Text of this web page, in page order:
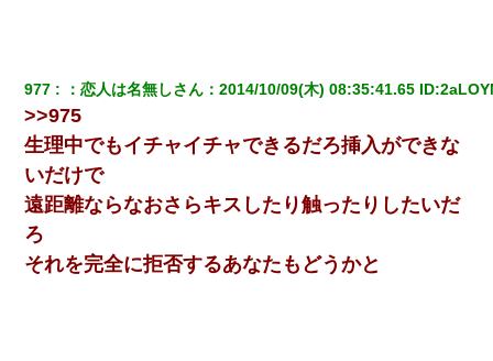
最近うちの庭に知らない男の人がしょっちゅう入ってく
る。それを職場で愚痴ったら、同僚男性が怒鳴りつけてき
た。
200万を貸したコウトから、追加で400万の申し込み、私
「無理。義弟より娘たちが大事」旦那「娘たちが成人した
ら別れよう」私（は？）
977 ：恋人は名無しさん ：2014/10/09(木) 08:35:41.65 ID:
>>975
生理中でもイチャイチャできるだろ挿入ができな
いだけで
遠距離ならなおさらキスしたり触ったりしたいだ
ろ
それを完全に拒否するあなたもどうかと